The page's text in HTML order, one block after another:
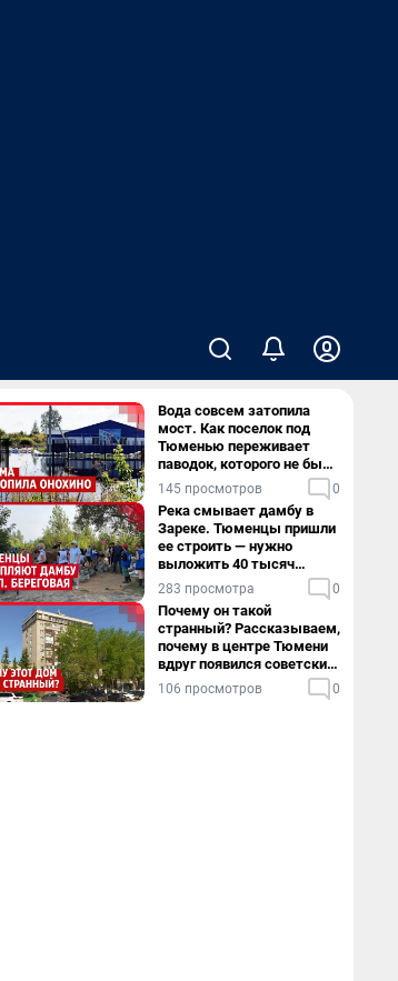
Вода совсем затопила
мост. Как поселок под
Тюменью переживает
паводок, которого не было
в его истории — репортаж
145 просмотров 0
Река смывает дамбу в
Зареке. Тюменцы пришли
ее строить — нужно
выложить 40 тысяч
мешков за сутки
283 просмотра 0
Почему он такой
странный? Рассказываем,
почему в центре Тюмени
вдруг появился советский
пентхаус
106 просмотров 0